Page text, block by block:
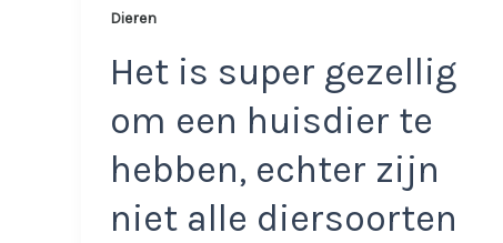
Dieren
Het is super gezellig
om een huisdier te
hebben, echter zijn
niet alle diersoorten